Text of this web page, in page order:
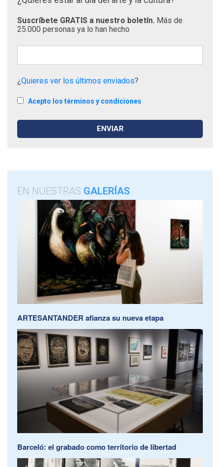
Suscríbete GRATIS a nuestro boletín. Más de
25.000 personas ya lo han hecho
¿Quieres ver los últimos enviados?
Acepto los términos y condiciones
EN NUESTRAS GALERÍAS
ARTESANTANDER afianza su nueva etapa
Barceló: el grabado como territorio de libertad